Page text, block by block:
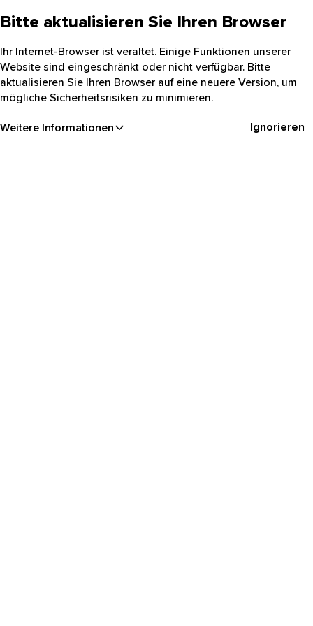
Bitte aktualisieren Sie Ihren Browser
Ihr Internet-Browser ist veraltet. Einige Funktionen unserer
Website sind eingeschränkt oder nicht verfügbar. Bitte
aktualisieren Sie Ihren Browser auf eine neuere Version, um
mögliche Sicherheitsrisiken zu minimieren.
Weitere Informationen Ignorieren